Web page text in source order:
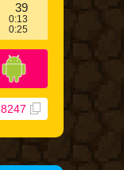
39
0:13
0:25